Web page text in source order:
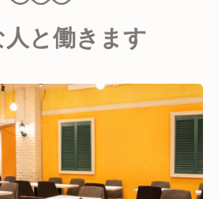
類をリーズナブルな価格でお客
提供し、既製品は使用していま
感が好評です。
採れた新鮮な野菜や、直接仕入
を使用しています。
て、共にお店を盛り上げていけ
す。
と働きます